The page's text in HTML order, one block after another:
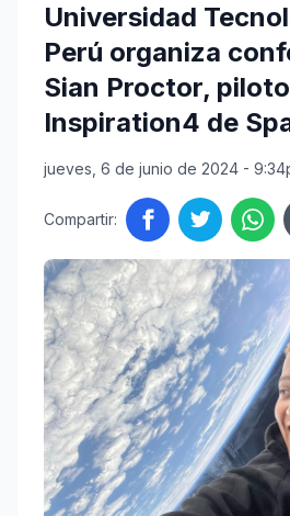
Universidad
Perú organiza
Sian Proctor,
Inspiration4 de
jueves, 6 de junio de 2024 -
Compartir: